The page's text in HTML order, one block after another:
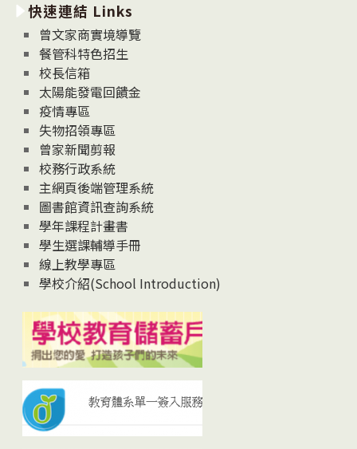
消
息
News
快速連結 Links
曾文家商實境導覽
餐管科特色招生
校長信箱
太陽能發電回饋金
疫情專區
失物招領專區
曾家新聞剪報
校務行政系統
主網頁後端管理系統
圖書館資訊查詢系統
學年課程計畫書
學生選課輔導手冊
線上教學專區
學校介紹(School Introduction)